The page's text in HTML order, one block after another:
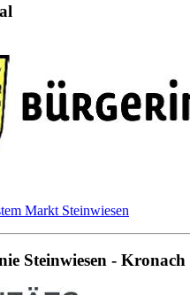
Markt Steinwiesen
Steinwiesen - Kronach